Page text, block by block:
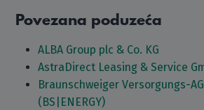
Povezana poduzeća
ALBA Group plc & Co. KG
AstraDirect Leasing & Service
Braunschweiger Versorgungs-AG
(BS|ENERGY)